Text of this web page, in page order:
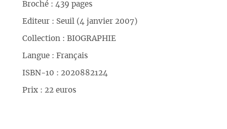
Broché : 439 pages
Editeur : Seuil (4 janvier 2007)
Collection : BIOGRAPHIE
Langue : Français
ISBN-10 : 2020882124
Prix : 22 euros